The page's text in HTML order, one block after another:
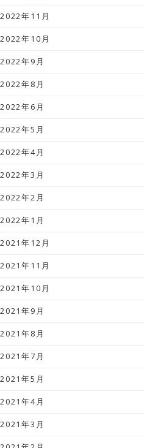
2022年11月
2022年10月
2022年9月
2022年8月
2022年6月
2022年5月
2022年4月
2022年3月
2022年2月
2022年1月
2021年12月
2021年11月
2021年10月
2021年9月
2021年8月
2021年7月
2021年5月
2021年4月
2021年3月